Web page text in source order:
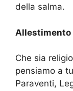
della salma.
Allestimento
Che sia
pensiamo a
Paraventi,